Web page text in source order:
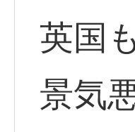
英国
景気